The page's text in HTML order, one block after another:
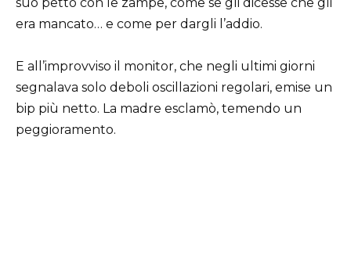
era mancato… e come per dargli l’addio.
E all’improvviso il monitor, che negli ultimi giorni
segnalava solo deboli oscillazioni regolari, emise un
bip più netto. La madre esclamò, temendo un
peggioramento.